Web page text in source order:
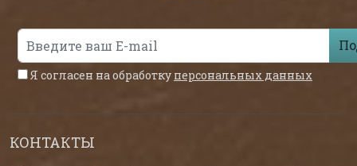
Я согласен на обработку персональных данных
КОНТАКТЫ